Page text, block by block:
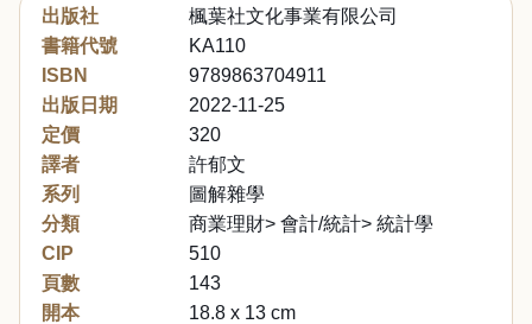
出版社
楓葉社文化事業有限公司
書籍代號
KA110
ISBN
9789863704911
出版日期
2022-11-25
定價
320
譯者
許郁文
系列
圖解雜學
分類
商業理財> 會計/統計> 統計學
CIP
510
頁數
143
開本
18.8 x 13 cm